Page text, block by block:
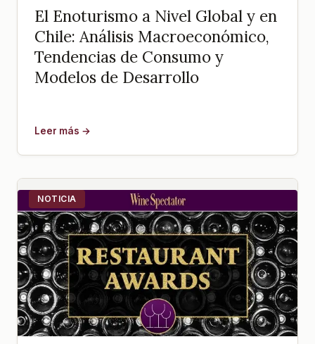
El Enoturismo a Nivel Global y en
Chile: Análisis Macroeconómico,
Tendencias de Consumo y
Modelos de Desarrollo
Leer más →
NOTICIA